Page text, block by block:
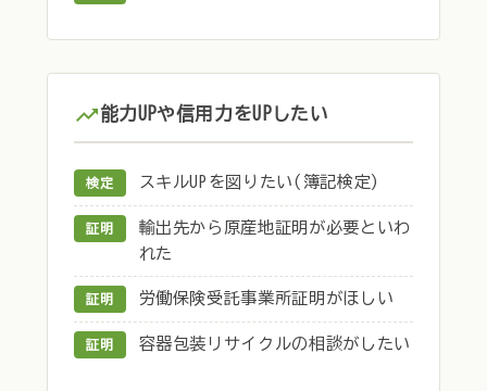
能力UPや信用力をUPしたい
検定 スキルUPを図りたい(簿記検定)
証明
輸出先から原産地証明が必要といわ
れた
証明 労働保険受託事業所証明がほしい
証明 容器包装リサイクルの相談がしたい